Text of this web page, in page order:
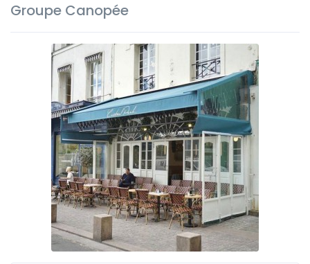
Groupe Canopée